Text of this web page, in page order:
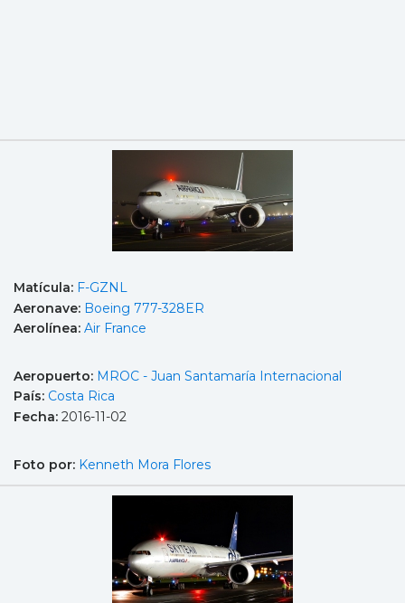
Matícula: F-GZNL
Aeronave: Boeing 777-328ER
Aerolínea: Air France
Aeropuerto: MROC - Juan Santamaría Internacional
País: Costa Rica
Fecha: 2016-11-02
Foto por: Kenneth Mora Flores